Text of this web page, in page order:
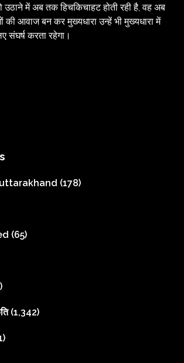
उठाने में अब तक हिचकिचाहट होती रही है, वह अब
की आवाज बन कर मुख्यधारा उन्हें भी मुख्यधारा में
संघर्ष करता रहेगा।
(178)
(65)
(1,342)